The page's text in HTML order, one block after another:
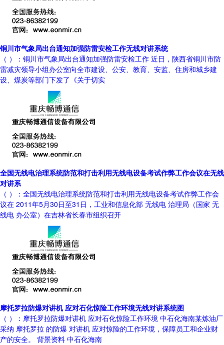
铜川市气象局出台通知加强防雷安检工作无线对讲系统
（ ）：铜川市气象局出台通知加强防雷安检工作 近日，陕西省铜川市防
雷减灾领导小组办公室向全市建设、公安、教育、安监、住房和城乡建
设、煤炭等部门下发了《关于切实
全国无线电治理系统防范和打击利用无线电设备考试作弊工作会议在无线
对讲系
（ ）：全国无线电治理系统防范和打击利用无线电设备考试作弊工作会
议在 2011年5月30日至31日，工业和信息化部 无线电 治理局（国家 无
线电 办公室）在吉林省长春市组织召开
摩托罗拉防爆对讲机 应对石化惊险工作环境无线对讲系统图
（ ）：摩托罗拉防爆对讲机 应对石化惊险工作环境 中石化海南某炼油厂
采纳 摩托罗拉 的防爆 对讲机 应对惊险的工作环境，保障员工和企业财
产的安全。 背景资料 中石化海南